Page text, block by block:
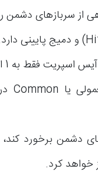
از سربازهای دشمن
خواهد کرد.